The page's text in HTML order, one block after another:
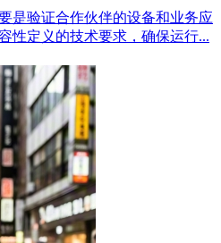
是验证合作伙伴的设备和业务应
性定义的技术要求，确保运行...